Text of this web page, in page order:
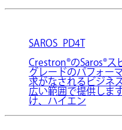
SAROS_PD4T
Crestron®のSaros®
グレードのパフォー
求がなされるビジネ
広い範囲で提供しま
け、ハイエン